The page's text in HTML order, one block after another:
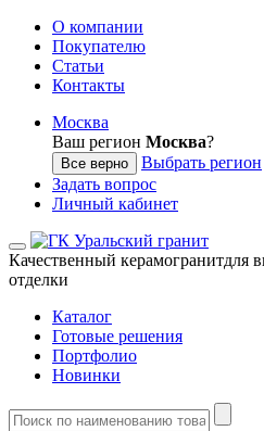
О компании
Покупателю
Статьи
Контакты
Москва
Ваш регион Москва?
Все верно
Выбрать регион
Задать вопрос
Личный кабинет
Качественный керамогранитдля
отделки
Каталог
Готовые решения
Портфолио
Новинки